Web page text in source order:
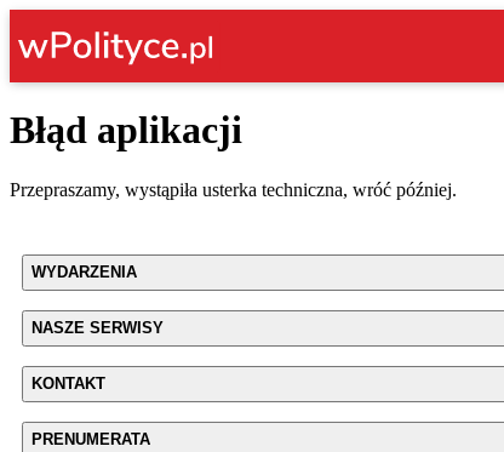
Błąd aplikacji
Przepraszamy, wystąpiła usterka techniczna, wróć później.
WYDARZENIA
NASZE SERWISY
KONTAKT
PRENUMERATA